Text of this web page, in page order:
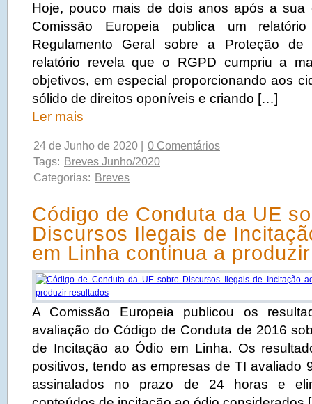
Hoje, pouco mais de dois anos após a sua
Comissão Europeia publica um
Regulamento Geral sobre a Proteção de
relatório revela que o RGPD cumpriu a
objetivos, em especial proporcionando aos
sólido de direitos oponíveis e criando […]
Ler mais
24 de Junho de 2020 |
0 Comentários
Tags: Breves Junho/2020
Categorias: Breves
Código de Conduta da UE
Discursos Ilegais de
em Linha continua a
A Comissão Europeia publicou os
avaliação do Código de Conduta de 2016
de Incitação ao Ódio em Linha. Os
positivos, tendo as empresas de TI avaliado
assinalados no prazo de 24 horas e